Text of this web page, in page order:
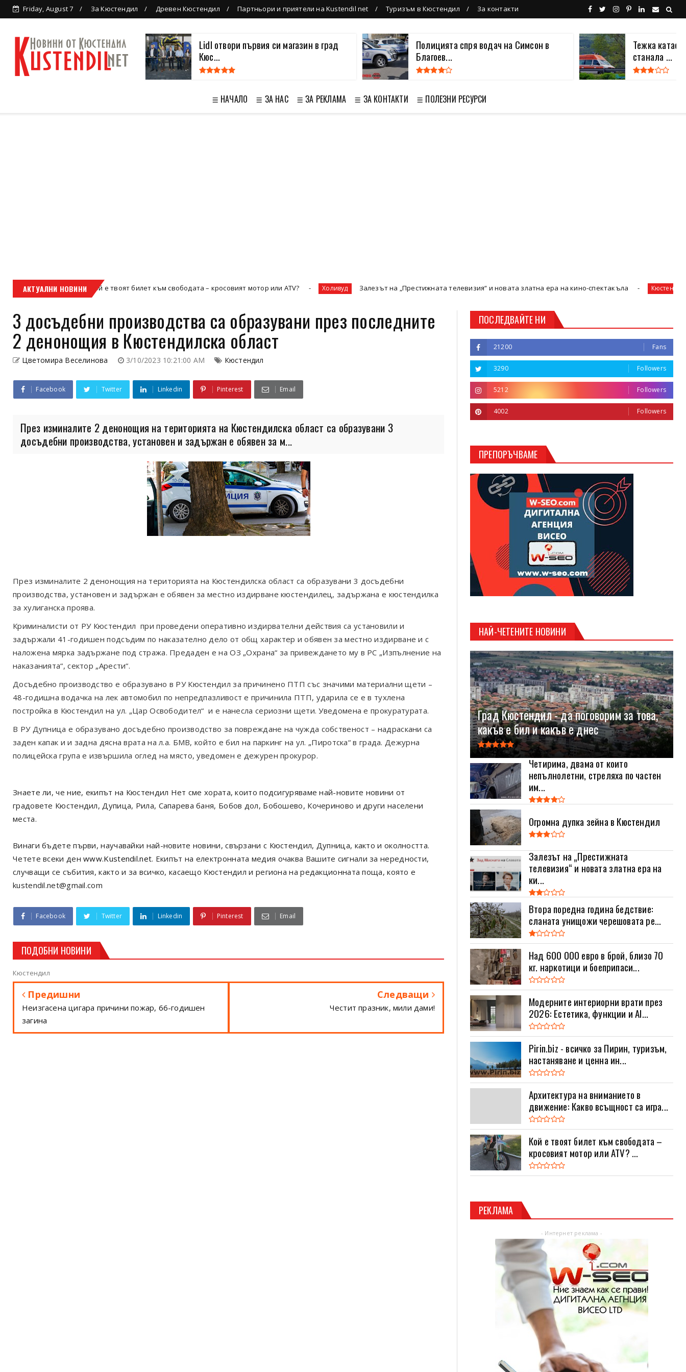
Friday, August 7 За Кюстендил Древен Кюстендил Партньори и приятели на Kustendil net Туризъм в Кюстендил За контакти
Lidl отвори първия си магазин в град
Кюс...
Полицията спря водач на Симсон в
Благоев...
Тежка
станала ...
≣ НАЧАЛО ≣ ЗА НАС ≣ ЗА РЕКЛАМА ≣ ЗА КОНТАКТИ ≣ ПОЛЕЗНИ РЕСУРСИ
АКТУАЛНИ НОВИНИ
мотор Кой е твоят билет към свободата – кросовият мотор или ATV? Холивуд Залезът на „Престижната телевизия“ и новата златна ера на кино-спектакъла Кюстендил Втора
3 досъдебни производства са образувани през последните
2 денонощия в Кюстендилска област
Цветомира Веселинова 3/10/2023 10:21:00 AM Кюстендил
Facebook Twitter Linkedin Pinterest Email
През изминалите 2 денонощия на територията на Кюстендилска област са образувани 3
досъдебни производства, установен и задържан е обявен за м...
През изминалите 2 денонощия на територията на Кюстендилска област са образувани 3 досъдебни
производства, установен и задържан е обявен за местно издирване кюстендилец, задържана е кюстендилка
за хулиганска проява.
Криминалисти от РУ Кюстендил при проведени оперативно издирвателни действия са установили и
задържали 41-годишен подсъдим по наказателно дело от общ характер и обявен за местно издирване и с
наложена мярка задържане под стража. Предаден е на ОЗ „Охрана“ за привеждането му в РС „Изпълнение на
наказанията“, сектор „Арести“.
Досъдебно производство е образувано в РУ Кюстендил за причинено ПТП със значими материални щети –
48-годишна водачка на лек автомобил по непредпазливост е причинила ПТП, ударила се е в тухлена
постройка в Кюстендил на ул. „Цар Освободител“ и е нанесла сериозни щети. Уведомена е прокуратурата.
В РУ Дупница е образувано досъдебно производство за повреждане на чужда собственост – надраскани са
заден капак и и задна дясна врата на л.а. БМВ, който е бил на паркинг на ул. „Пиротска“ в града. Дежурна
полицейска група е извършила оглед на място, уведомен е дежурен прокурор.
Знаете ли, че ние, екипът на Кюстендил Нет сме хората, които подсигуряваме най-новите новини от
градовете Кюстендил, Дупица, Рила, Сапарева баня, Бобов дол, Бобошево, Кочериново и други населени
места.
Винаги бъдете първи, научавайки най-новите новини, свързани с Кюстендил, Дупница, както и околността.
Четете всеки денwww.Kustendil.net. Екипът на електронната медия очаква Вашите сигнали за нередности,
случващи се събития, както и за всичко, касаещо Кюстендил и региона на редакционната поща, която е
kustendil.net@gmail.com
Facebook Twitter Linkedin Pinterest Email
ПОДОБНИ НОВИНИ
Кюстендил
Предишни
Неизгасена цигара причини пожар, 66-годишен
загина
Следващи
Честит празник, мили дами!
ПОСЛЕДВАЙТЕ НИ
21200 Fans
3290 Followers
5212 Followers
4002 Followers
ПРЕПОРЪЧВАМЕ
НАЙ-ЧЕТЕНИТЕ НОВИНИ
Град Кюстендил - да поговорим за това,
какъв е бил и какъв е днес
Четирима, двама от които
непълнолетни, стреляха по частен
им...
Огромна дупка зейна в Кюстендил
Залезът на „Престижната
телевизия“ и новата златна ера на
ки...
Втора поредна година бедствие:
сланата унищожи черешовата ре...
Над 600 000 евро в брой, близо 70
кг. наркотици и боеприпаси...
Модерните интериорни врати през
2026: Естетика, функции и AI...
Pirin.biz - всичко за Пирин, туризъм,
настаняване и ценна ин...
Архитектура на вниманието в
движение: Какво всъщност са игра...
Кой е твоят билет към свободата –
кросовият мотор или ATV? ...
РЕКЛАМА
- Интернет реклама -